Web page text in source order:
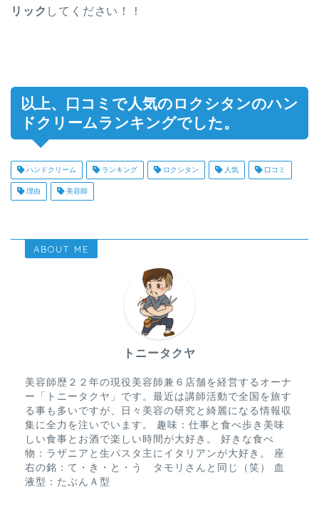
リック してください！！
以上、口コミで人気のロクシタンのハン
ドクリームランキングでした。
ハンドクリーム ランキング ロクシタン 人気 口コミ
理由 美容師
ABOUT ME
トニータクヤ
美容師歴２２年の現役美容師兼６店舗を経営するオーナ
ー「トニータクヤ」です。最近は講師活動で全国を旅す
る事も多いですが、日々美容の研究と綺麗になる情報収
集に全力を注いでいます。 趣味：仕事と食べ歩き美味
しい食事とお酒で楽しい時間が大好き。 好きな食べ
物：ラザニアと生パスタ主にイタリアンが大好き。 座
右の銘：て・き・と・う タモリさんと同じ（笑） 血
液型：たぶんＡ型